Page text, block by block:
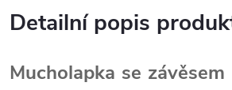
Detailní popis
Mucholapka se závěsem